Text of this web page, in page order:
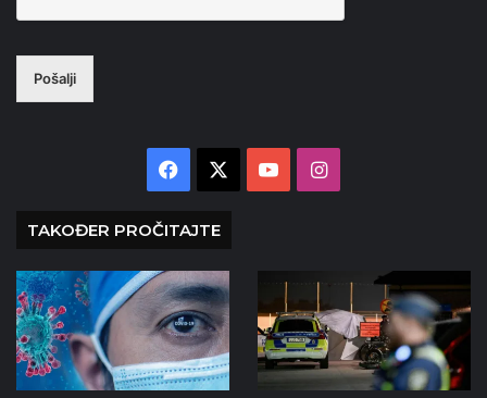
Pošalji
Facebook YouTubeInstagram
TAKOĐER PROČITAJTE